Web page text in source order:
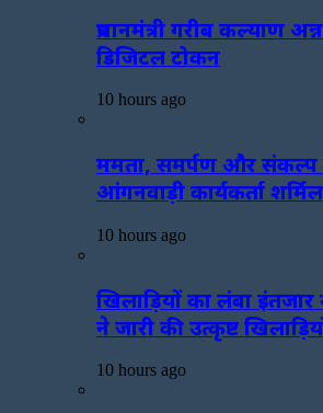
प्रधानमंत्री गरीब कल्याण
डिजिटल टोकन
10 hours ago
ममता, समर्पण और संकल्प
आंगनवाड़ी कार्यकर्ता
10 hours ago
खिलाड़ियों का लंबा
ने जारी की उत्कृष्ट
10 hours ago